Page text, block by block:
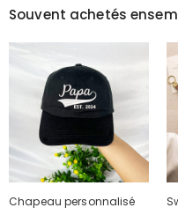
Souvent achetés
Chapeau personnalisé